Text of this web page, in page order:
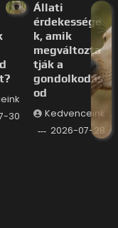
30
Állati
érdekessége
k, amik
megváltozta
tják a
gondolkodás
od
Kedvenceink
2026-07-28